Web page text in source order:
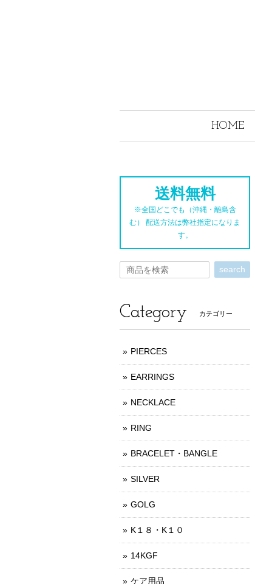
HOME
送料無料
※全国どこでも（沖縄・離島含
む） 配送方法は弊社指定になりま
す。
search
Category カテゴリー
PIERCES
EARRINGS
NECKLACE
RING
BRACELET・BANGLE
SILVER
GOLG
K１８・K１０
14KGF
ケア用品